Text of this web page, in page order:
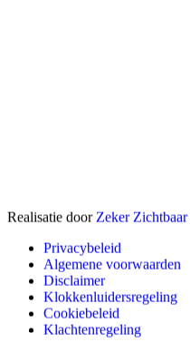
Realisatie door Zeker Zichtbaar
Privacybeleid
Algemene voorwaarden
Disclaimer
Klokkenluidersregeling
Cookiebeleid
Klachtenregeling